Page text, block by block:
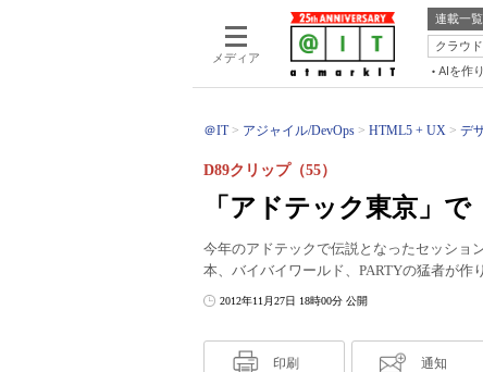
メディア
連載一覧
クラウド
AIを作
＠IT アジャイル/DevOps HTML5 + UX デ
「アドテック東京」
D89クリップ（55）
今年のアドテックで伝説となったセッショ
本、バイバイワールド、PARTYの猛者が作
2012年11月27日 18時00分 公開
印刷 通知